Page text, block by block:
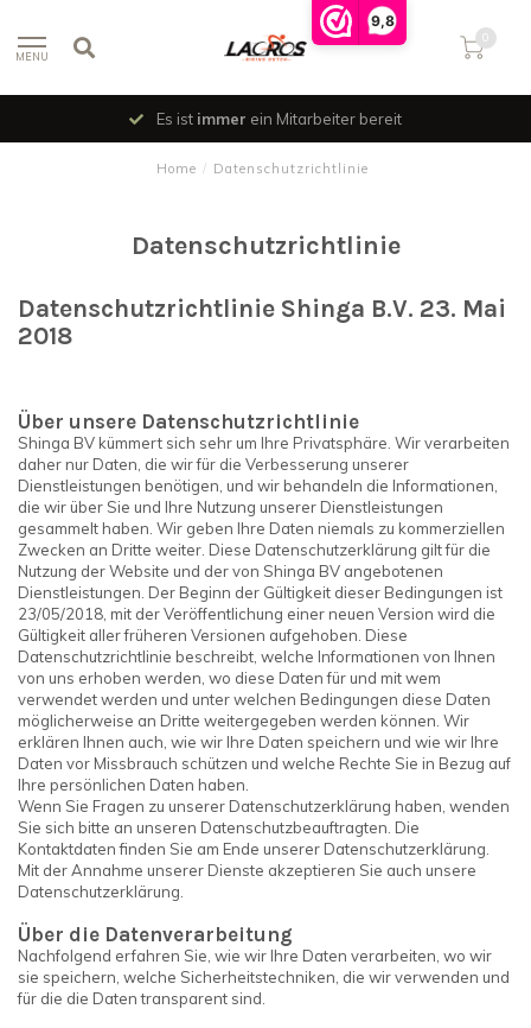
9,8
MENU
0
Es ist immer ein Mitarbeiter bereit
Home / Datenschutzrichtlinie
Datenschutzrichtlinie
Datenschutzrichtlinie Shinga B.V. 23. Mai
2018
Über unsere Datenschutzrichtlinie
Shinga BV kümmert sich sehr um Ihre Privatsphäre. Wir verarbeiten
daher nur Daten, die wir für die Verbesserung unserer
Dienstleistungen benötigen, und wir behandeln die Informationen,
die wir über Sie und Ihre Nutzung unserer Dienstleistungen
gesammelt haben. Wir geben Ihre Daten niemals zu kommerziellen
Zwecken an Dritte weiter. Diese Datenschutzerklärung gilt für die
Nutzung der Website und der von Shinga BV angebotenen
Dienstleistungen. Der Beginn der Gültigkeit dieser Bedingungen ist
23/05/2018, mit der Veröffentlichung einer neuen Version wird die
Gültigkeit aller früheren Versionen aufgehoben. Diese
Datenschutzrichtlinie beschreibt, welche Informationen von Ihnen
von uns erhoben werden, wo diese Daten für und mit wem
verwendet werden und unter welchen Bedingungen diese Daten
möglicherweise an Dritte weitergegeben werden können. Wir
erklären Ihnen auch, wie wir Ihre Daten speichern und wie wir Ihre
Daten vor Missbrauch schützen und welche Rechte Sie in Bezug auf
Ihre persönlichen Daten haben.
Wenn Sie Fragen zu unserer Datenschutzerklärung haben, wenden
Sie sich bitte an unseren Datenschutzbeauftragten. Die
Kontaktdaten finden Sie am Ende unserer Datenschutzerklärung.
Mit der Annahme unserer Dienste akzeptieren Sie auch unsere
Datenschutzerklärung.
Über die Datenverarbeitung
Nachfolgend erfahren Sie, wie wir Ihre Daten verarbeiten, wo wir
sie speichern, welche Sicherheitstechniken, die wir verwenden und
für die die Daten transparent sind.